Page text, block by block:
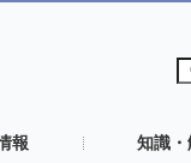
報 知識・